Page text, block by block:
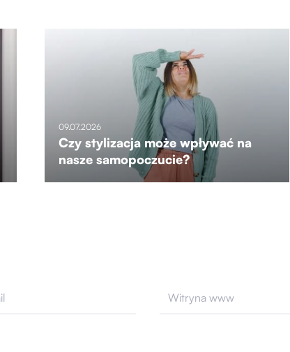
09.07.2026
Czy stylizacja może wpływać na
nasze samopoczucie?